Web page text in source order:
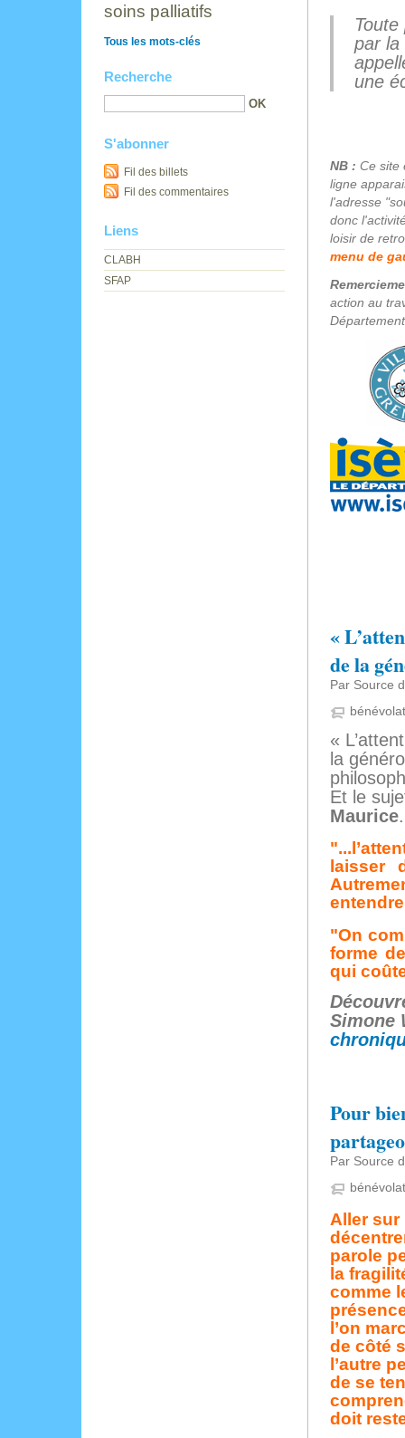
Toute
par la
une
NB : Ce site
ligne
l'adresse
donc
loisir de
menu de
action au
«
de la
Par Source
«
la
Et le
Maurice.
laisser
"On
forme
qui
Simone
Pour
Par Source
Aller sur
parole
la
comme
l’on
de côté
l’autre
de se
doit
soins palliatifs
Tous les mots-clés
Recherche
S'abonner
Fil des billets
Fil des commentaires
Liens
CLABH
SFAP